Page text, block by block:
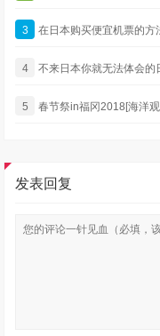
3 在日本购买便宜机票的方
4 不来日本你就无法体会的
5 春节祭in福冈2018[海洋
发表回复